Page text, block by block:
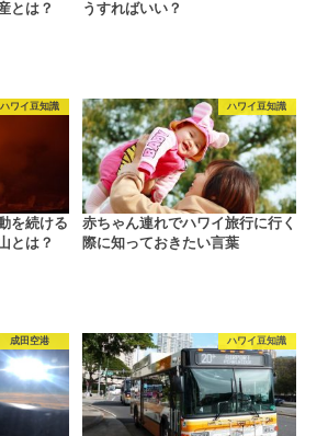
とは？
うすればいい？
ハワイ豆知識
を続ける
とは？
ハワイ豆知識
赤ちゃん連れでハワイ旅行に行く
際に知っておきたい言葉
成田空港 ハワイ豆知識